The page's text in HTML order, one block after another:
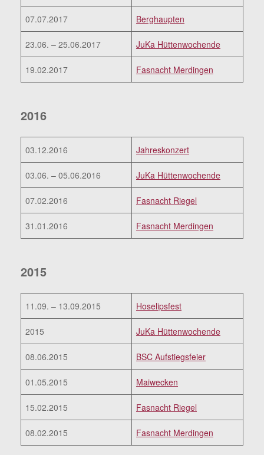
07.07.2017 Berghaupten
23.06. – 25.06.2017 JuKa Hüttenwochende
19.02.2017 Fasnacht Merdingen
2016
03.12.2016 Jahreskonzert
03.06. – 05.06.2016 JuKa Hüttenwochende
07.02.2016 Fasnacht Riegel
31.01.2016 Fasnacht Merdingen
2015
11.09. – 13.09.2015 Hoselipsfest
2015 JuKa Hüttenwochende
08.06.2015 BSC Aufstiegsfeier
01.05.2015 Maiwecken
15.02.2015 Fasnacht Riegel
08.02.2015 Fasnacht Merdingen